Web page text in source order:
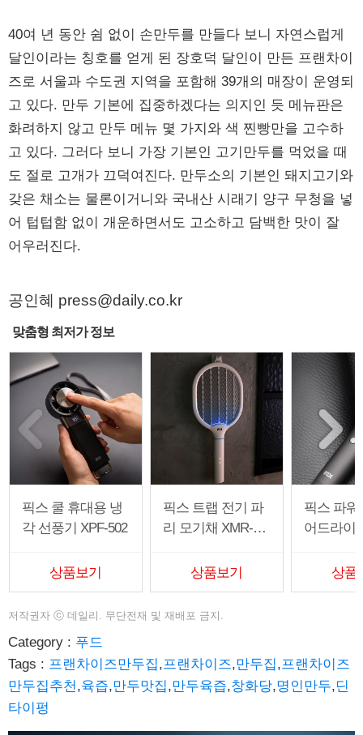
40여 년 동안 쉼 없이 손만두를 만들다 보니 자연스럽게
달인이라는 칭호를 얻게 된 장호덕 달인이 만든 프랜차이
즈로 서울과 수도권 지역을 포함해 39개의 매장이 운영되
고 있다. 만두 기본에 집중하겠다는 의지인 듯 메뉴판은
화려하지 않고 만두 메뉴 몇 가지와 색 찐빵만을 고수하
고 있다. 그러다 보니 가장 기본인 고기만두를 먹었을 때
도 절로 고개가 끄덕여진다. 만두소의 기본인 돼지고기와
갖은 채소는 물론이거니와 국내산 시래기 양구 무청을 넣
어 텁텁함 없이 개운하면서도 고소하고 담백한 맛이 잘
어우러진다.
공인혜 press@daily.co.kr
맞춤형 최저가 정보
픽스 쿨 휴대용 냉
각 선풍기 XPF-502
상품보기
픽스 트랩 전기 파
리 모기채 XMR-30
상품보기
픽스 파워
어드라이
상품
저작권자 ⓒ 데일리. 무단전재 및 재배포 금지.
Category : 푸드
Tags : 프랜차이즈만두집,프랜차이즈,만두집,프랜차이즈
만두집추천,육즙,만두맛집,만두육즙,창화당,명인만두,딘
타이펑